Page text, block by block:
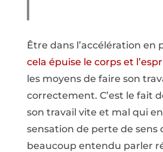
Être dans l’accélération en
cela épuise le corps et
les moyens de faire son
correctement. C’est le fait
son travail vite et mal qui
sensation de perte de sens
beaucoup entendu parler